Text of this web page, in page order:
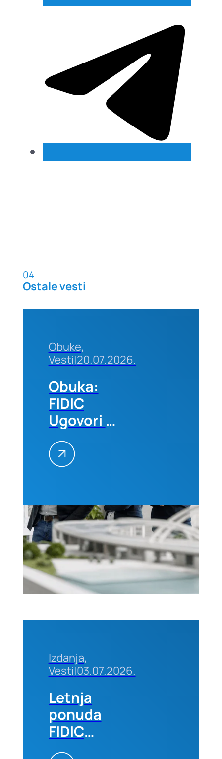
04
Ostale vesti
Obuke,
Vesti|20.07.2026.
Obuka:
FIDIC
Ugovori –
Primena
na
projektima,
avgusta
2026.
godine u
Beogradu
Izdanja,
Vesti|03.07.2026.
Letnja
ponuda
FIDIC
izdanja